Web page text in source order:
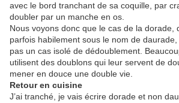
avec le bord tranchant de sa coquille, par
doubler par un manche en os.
Nous voyons donc que le cas de la dorade,
parfois habilement sous le nom de
pas un cas isolé de dédoublement.
utilisent des doublons qui leur servent de
mener en douce une double vie.
Retour en cuisine
J’ai tranché, je vais écrire dorade et non